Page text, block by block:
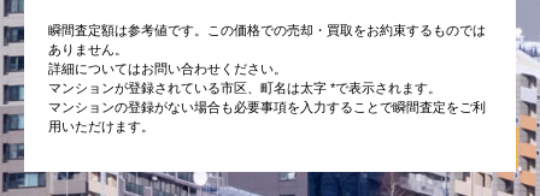
瞬間査定額は参考値です。この価格での売却・買取をお約束するものでは
ありません。
詳細についてはお問い合わせください。
マンションが登録されている市区、町名は太字 *で表示されます。
マンションの登録がない場合も必要事項を入力することで瞬間査定をご利
用いただけます。